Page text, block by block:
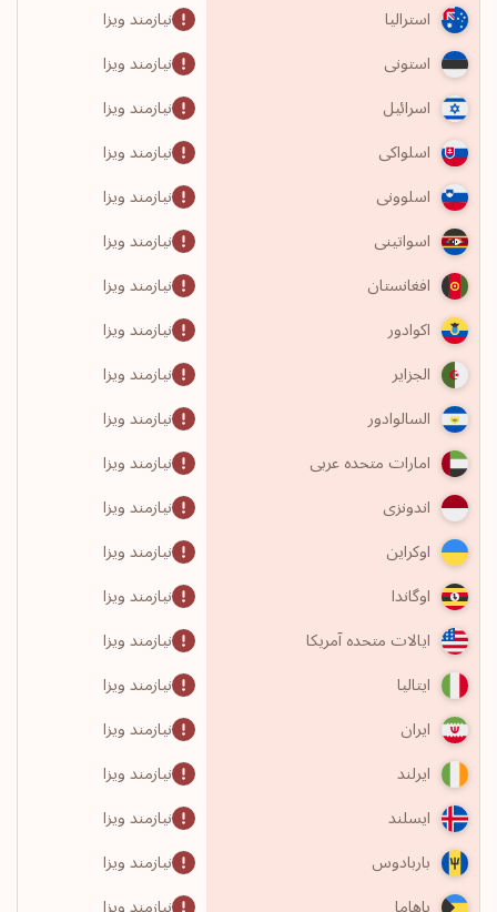
استرالیا
نیازمند ویزا
استونی
نیازمند ویزا
اسرائیل
نیازمند ویزا
اسلواکی
نیازمند ویزا
اسلوونی
نیازمند ویزا
اسواتینی
نیازمند ویزا
افغانستان
نیازمند ویزا
اکوادور
نیازمند ویزا
الجزایر
نیازمند ویزا
السالوادور
نیازمند ویزا
امارات متحده عربی
نیازمند ویزا
اندونزی
نیازمند ویزا
اوکراین
نیازمند ویزا
اوگاندا
نیازمند ویزا
ایالات متحده آمریکا
نیازمند ویزا
ایتالیا
نیازمند ویزا
ایران
نیازمند ویزا
ایرلند
نیازمند ویزا
ایسلند
نیازمند ویزا
باربادوس
نیازمند ویزا